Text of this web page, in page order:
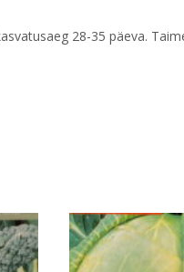
28-35 päeva.